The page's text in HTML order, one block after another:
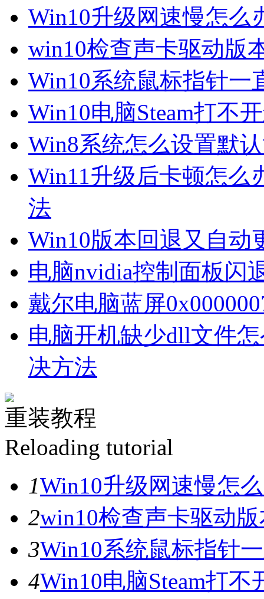
Win10升级网速慢怎么
win10检查声卡驱动版
Win10系统鼠标指针一
Win10电脑Steam打不
Win8系统怎么设置默
Win11升级后卡顿怎么
法
Win10版本回退又自动
电脑nvidia控制面板闪
戴尔电脑蓝屏
电脑开机缺少dll文件
决方法
重装教程
Reloading tutorial
1Win10升级网速慢怎
2win10检查声卡驱动
3Win10系统鼠标指针
4Win10电脑Steam打